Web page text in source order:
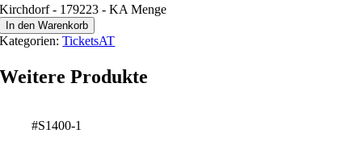
Kirchdorf - 179223 - KA Menge
In den Warenkorb
Kategorien:TicketsAT
Weitere Produkte
#S1400-1